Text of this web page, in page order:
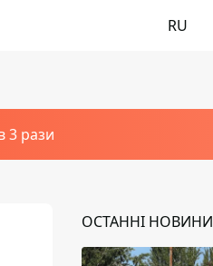
RU
3 рази
ОСТАННІ НОВИНИ